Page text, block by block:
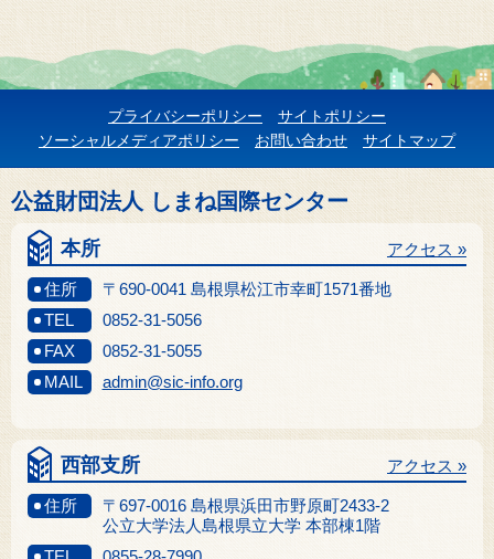
プライバシーポリシー
サイトポリシー
ソーシャルメディアポリシー
お問い合わせ サイトマップ
公益財団法人 しまね国際センター
本所
住所 〒690-0041 島根県松江市幸町1571番地
アクセス »
TEL
0852-31-5056
FAX
0852-31-5055
MAIL
admin@sic-info.org
西部支所
住所
〒697-0016 島根県浜田市野原町2433-2
公立大学法人島根県立大学 本部棟1階
アクセス »